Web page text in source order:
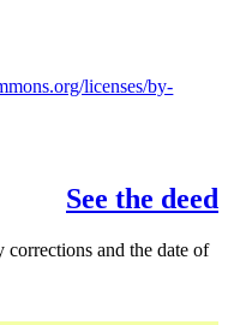
licenses/by-
See the deed
corrections and the date of